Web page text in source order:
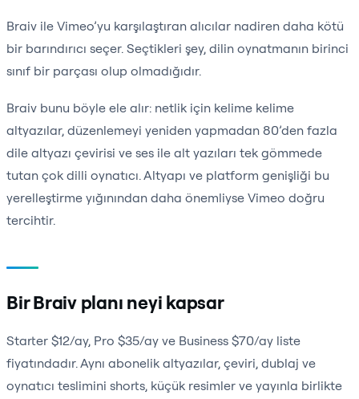
Braiv ile Vimeo’yu karşılaştıran alıcılar nadiren daha kötü
bir barındırıcı seçer. Seçtikleri şey, dilin oynatmanın birinci
sınıf bir parçası olup olmadığıdır.
Braiv bunu böyle ele alır: netlik için kelime kelime
altyazılar, düzenlemeyi yeniden yapmadan 80’den fazla
dile altyazı çevirisi ve ses ile alt yazıları tek gömmede
tutan çok dilli oynatıcı. Altyapı ve platform genişliği bu
yerelleştirme yığınından daha önemliyse Vimeo doğru
tercihtir.
Bir Braiv planı neyi kapsar
Starter $12/ay, Pro $35/ay ve Business $70/ay liste
fiyatındadır. Aynı abonelik altyazılar, çeviri, dublaj ve
oynatıcı teslimini shorts, küçük resimler ve yayınla birlikte